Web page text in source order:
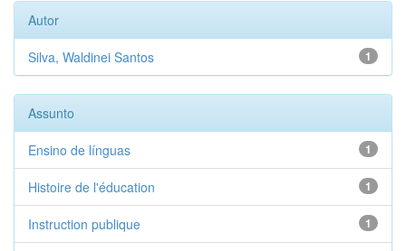
Autor
1
Silva, Waldinei Santos
Assunto
1
Ensino de línguas
1
Histoire de l'éducation
1
Instruction publique